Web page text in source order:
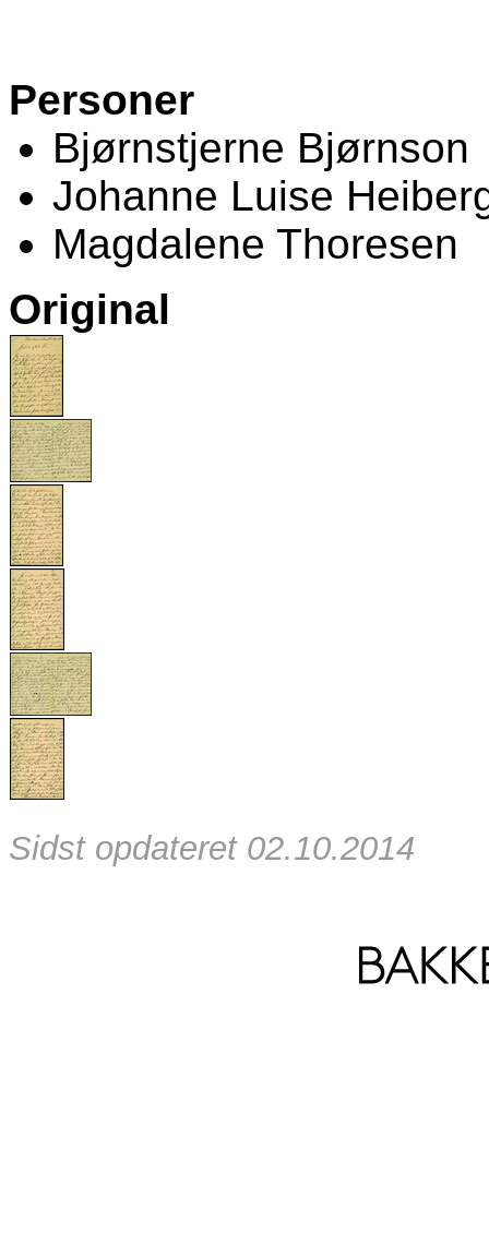
Personer
Bjørnstjerne Bjørnson
Johanne Luise
Magdalene Thoresen
Original
Sidst opdateret 02.10.2014